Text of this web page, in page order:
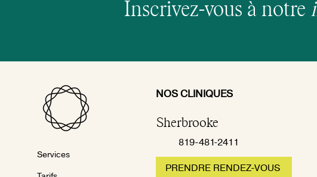
Inscrivez-vous à notre
Services
NOS CLINIQUES
Sherbrooke
819-481-2411
PRENDRE RENDEZ-VOUS